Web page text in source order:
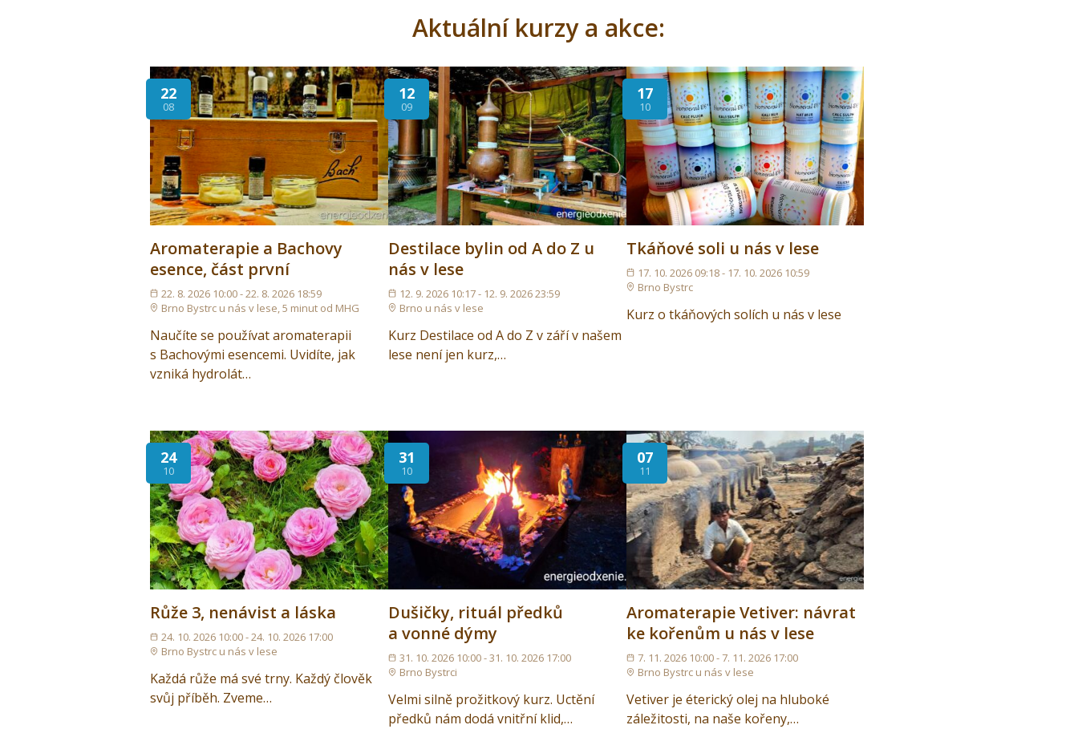
Aktuální kurzy a akce:
22
08
Aromaterapie a Bachovy
esence, část první
22. 8. 2026 10:00 - 22. 8. 2026 18:59
Brno Bystrc u nás v lese, 5 minut od MHG
Naučíte se používat aromaterapii
s Bachovými esencemi. Uvidíte, jak
vzniká hydrolát…
12
09
Destilace bylin od A do Z u
nás v lese
12. 9. 2026 10:17 - 12. 9. 2026 23:59
Brno u nás v lese
Kurz Destilace od A do Z v září v našem
lese není jen kurz,…
17
10
Tkáňové soli u nás v lese
17. 10. 2026 09:18 - 17. 10. 2026 10:59
Brno Bystrc
Kurz o tkáňových solích u nás v lese
24
10
Růže 3, nenávist a láska
24. 10. 2026 10:00 - 24. 10. 2026 17:00
Brno Bystrc u nás v lese
Každá růže má své trny. Každý člověk
svůj příběh. Zveme…
31
10
Dušičky, rituál předků
a vonné dýmy
31. 10. 2026 10:00 - 31. 10. 2026 17:00
Brno Bystrci
Velmi silně prožitkový kurz. Uctění
předků nám dodá vnitřní klid,…
07
11
Aromaterapie Vetiver: návrat
ke kořenům u nás v lese
7. 11. 2026 10:00 - 7. 11. 2026 17:00
Brno Bystrc u nás v lese
Vetiver je éterický olej na hluboké
záležitosti, na naše kořeny,…